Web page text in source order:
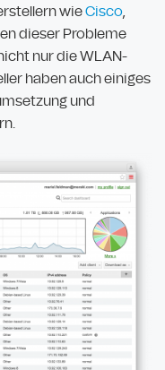
wieCisco,
dieser Probleme
nur die WLAN-
haben auch einiges
und